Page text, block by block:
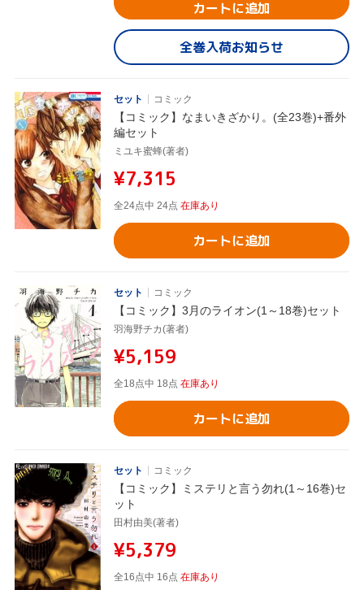
カートに追加
全巻入荷お知らせ
セット コミック
【コミック】なまいきざかり。(全23巻)+番外
編セット
ミユキ蜜蜂(著者)
¥7,315
全24点中 24点 在庫あり
カートに追加
セット コミック
【コミック】3月のライオン(1～18巻)セット
羽海野チカ(著者)
¥5,159
全18点中 18点 在庫あり
カートに追加
セット コミック
【コミック】ミステリと言う勿れ(1～16巻)セ
ット
田村由美(著者)
¥5,379
全16点中 16点 在庫あり